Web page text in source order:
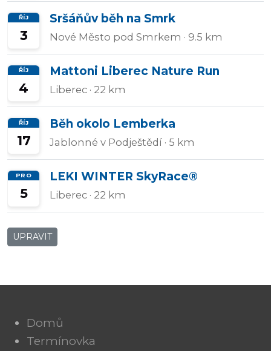
ŘÍJ
3
Sršáňův běh na Smrk
Nové Město pod Smrkem · 9.5 km
ŘÍJ
4
Mattoni Liberec Nature Run
Liberec · 22 km
ŘÍJ
17
Běh okolo Lemberka
Jablonné v Podještědí · 5 km
PRO
5
LEKI WINTER SkyRace®
Liberec · 22 km
UPRAVIT
Domů
Termínovka